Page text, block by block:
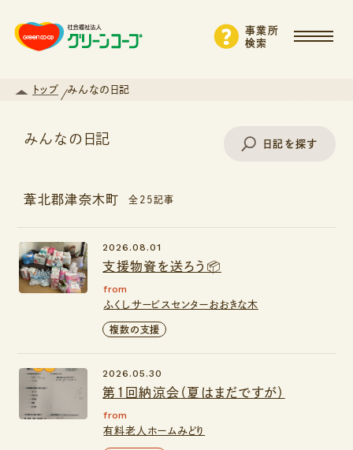
事業所
検索
トップ みんなの日記
みんなの日記 日記を探す
エリアから探す
支援・サービスから探す
葦北郡津奈木町 全25記事
支援物資を送ろう📦
2026.08.01
from
ふくしサービスセンターおおきな木
複数の支援
第１回納涼会（夏はまだですが）
2026.05.30
from
有料老人ホームみどり